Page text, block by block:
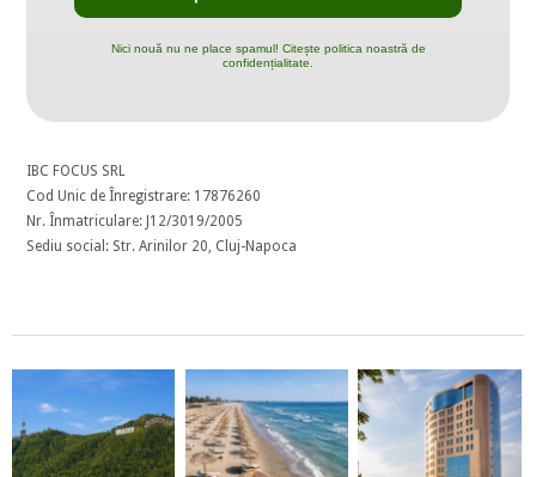
Nici nouă nu ne place spamul! Citește politica noastră de
confidențialitate.
IBC FOCUS SRL
Cod Unic de Înregistrare: 17876260
Nr. Înmatriculare: J12/3019/2005
Sediu social: Str. Arinilor 20, Cluj-Napoca